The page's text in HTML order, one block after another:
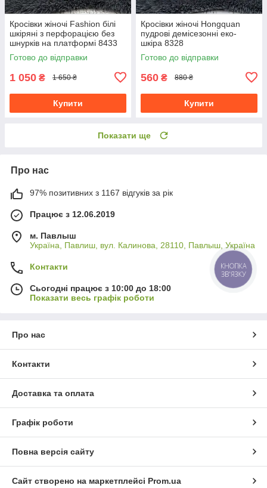
Кросівки жіночі Fashion білі
шкіряні з перфорацією без
шнурків на платформі 8433
Готово до відправки
1 050 ₴ 1 650 ₴
Купити
Кросівки жіночі Hongquan
пудрові демісезонні еко-
шкіра 8328
Готово до відправки
560 ₴ 880 ₴
Купити
Показати ще
Про нас
97% позитивних з 1167 відгуків за рік
Працює з 12.06.2019
м. Павлыш
Україна, Павлиш, вул. Калинова, 28110, Павлыш, Україна
Контакти
Сьогодні працює з 10:00 до 18:00
Показати весь графік роботи
Про нас
Контакти
Доставка та оплата
Графік роботи
Повна версія сайту
Сайт створено на маркетплейсі Prom.ua
КНОПКА
ЗВ'ЯЗКУ